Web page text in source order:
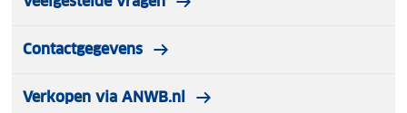
Contactgegevens
Verkopen via ANWB.nl